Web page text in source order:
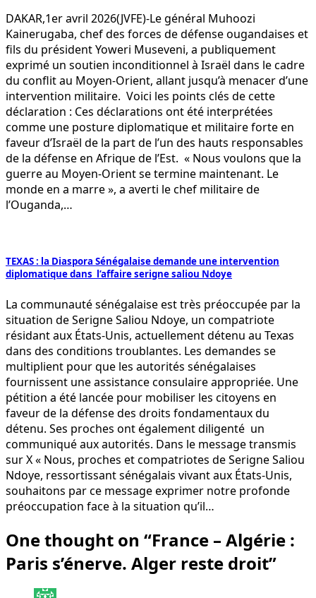
DAKAR,1er avril 2026(JVFE)-Le général Muhoozi
Kainerugaba, chef des forces de défense ougandaises et
fils du président Yoweri Museveni, a publiquement
exprimé un soutien inconditionnel à Israël dans le cadre
du conflit au Moyen-Orient, allant jusqu’à menacer d’une
intervention militaire. Voici les points clés de cette
déclaration : Ces déclarations ont été interprétées
comme une posture diplomatique et militaire forte en
faveur d’Israël de la part de l’un des hauts responsables
de la défense en Afrique de l’Est. « Nous voulons que la
guerre au Moyen-Orient se termine maintenant. Le
monde en a marre », a averti le chef militaire de
l’Ouganda,…
TEXAS : la Diaspora Sénégalaise demande une intervention
diplomatique dans l’affaire serigne saliou Ndoye
La communauté sénégalaise est très préoccupée par la
situation de Serigne Saliou Ndoye, un compatriote
résidant aux États-Unis, actuellement détenu au Texas
dans des conditions troublantes. Les demandes se
multiplient pour que les autorités sénégalaises
fournissent une assistance consulaire appropriée. Une
pétition a été lancée pour mobiliser les citoyens en
faveur de la défense des droits fondamentaux du
détenu. Ses proches ont également diligenté un
communiqué aux autorités. Dans le message transmis
sur X « Nous, proches et compatriotes de Serigne Saliou
Ndoye, ressortissant sénégalais vivant aux États-Unis,
souhaitons par ce message exprimer notre profonde
préoccupation face à la situation qu’il…
One thought on “France – Algérie :
Paris s’énerve. Alger reste droit”